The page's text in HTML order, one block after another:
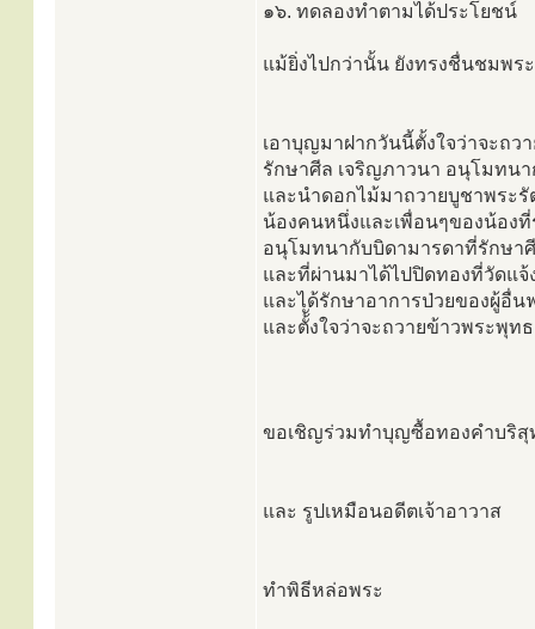
๑๖. ทดลองทำตามได้ประโยชน์
แม้ยิ่งไปกว่านั้น ยังทรงชื่นชมพร
เอาบุญมาฝากวันนี้ตั้งใจว่าจะถ
รักษาศีล เจริญภาวนา อนุโมทนา
และนำดอกไม้มาถวายบูชาพระ
น้องคนหนึ่งและเพื่อนๆของน้อง
อนุโมทนากับบิดามารดาที่รักษ
และที่ผ่านมาได้ไปปิดทองที่วัดแจ้
และได้รักษาอาการป่วยของผู้อื่
และตั้ังใจว่าจะถวายข้าวพระพุ
ขอเชิญร่วมทำบุญซื้อทองคำบริสุ
และ รูปเหมือนอดีตเจ้าอาวาส
ทำพิธีหล่อพระ